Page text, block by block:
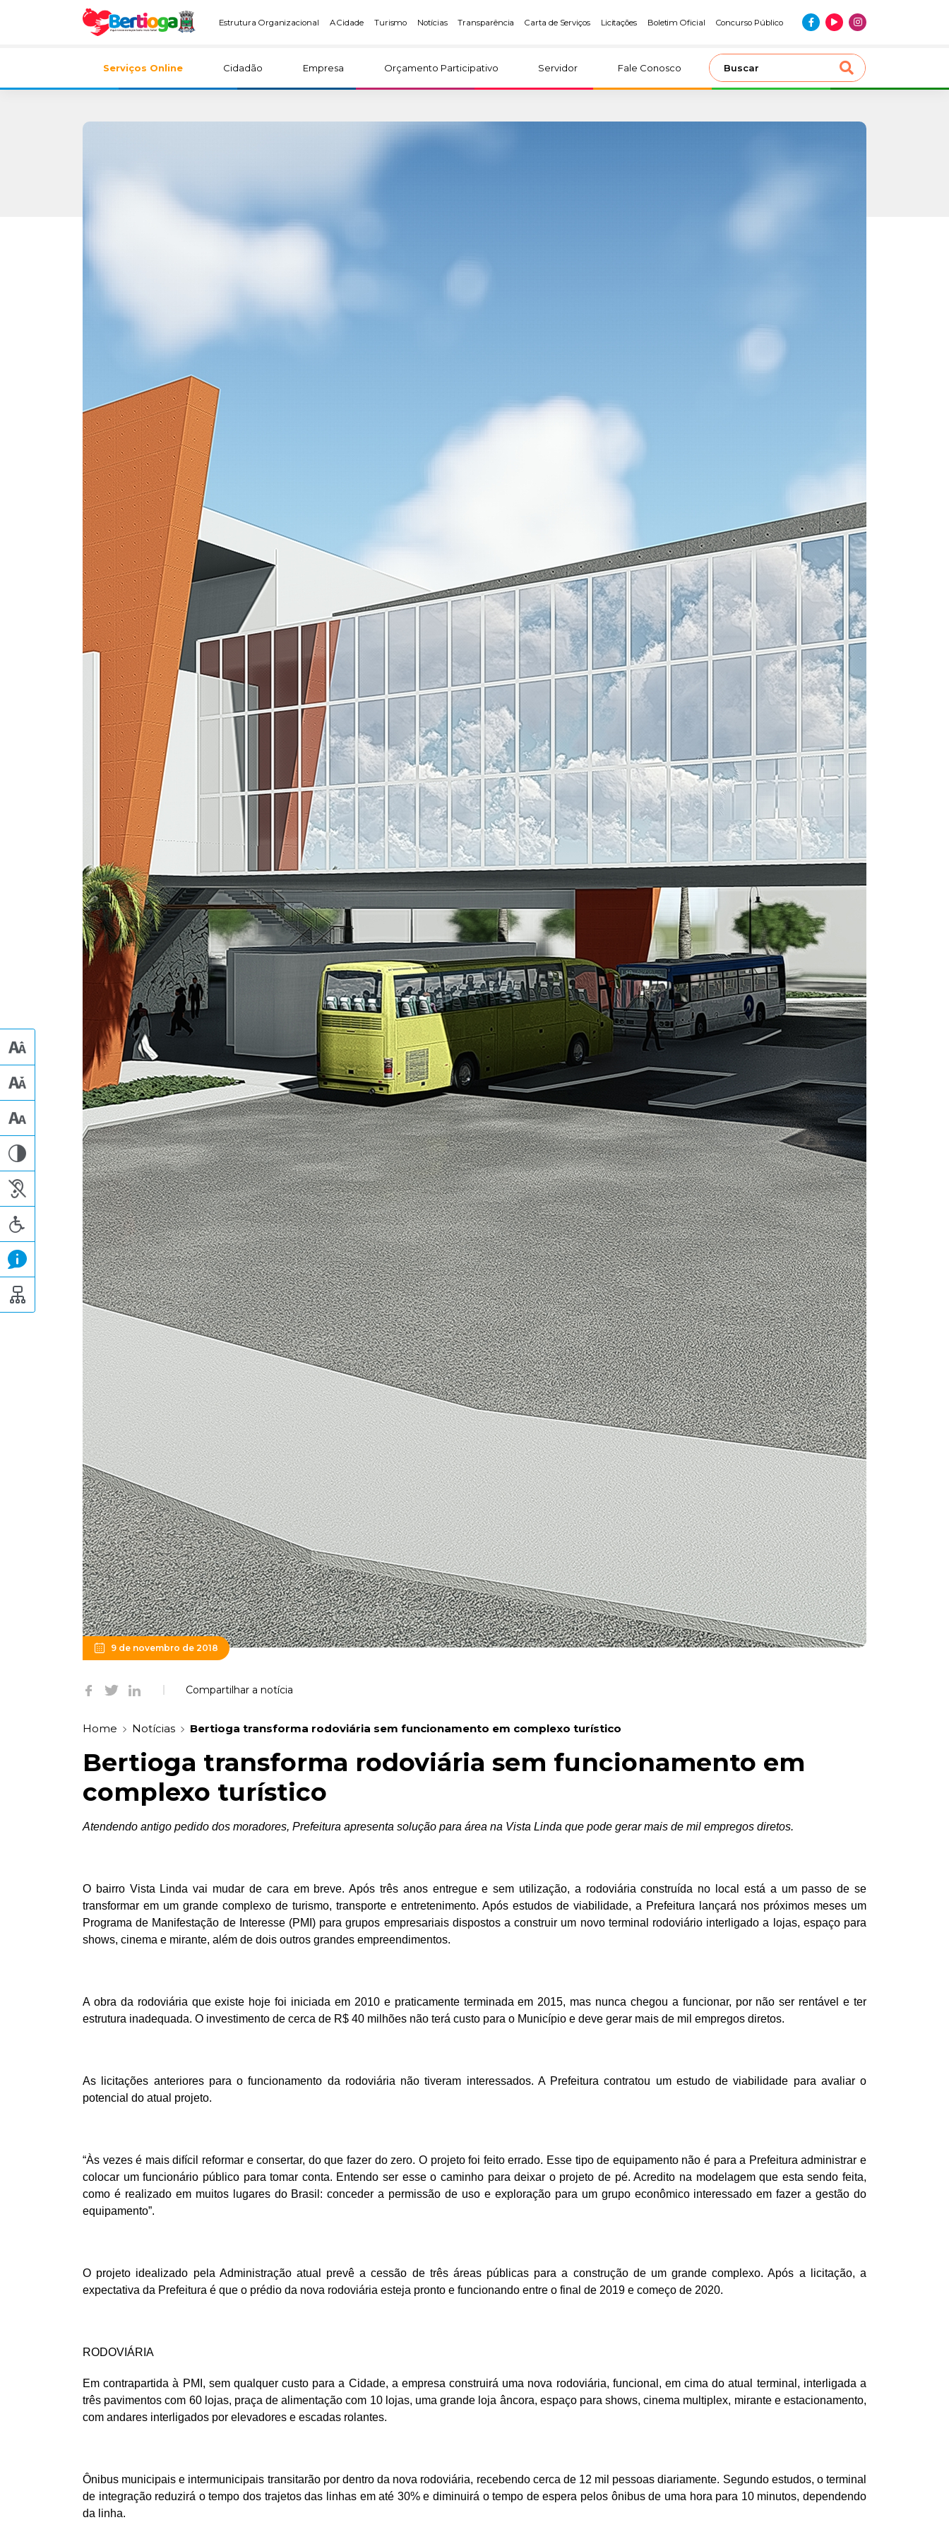
Estrutura Organizacional A Cidade Turismo Notícias Transparência Carta de Serviços Licitações Boletim Oficial Concurso Público
Serviços Online Cidadão Empresa Orçamento Participativo Servidor Fale Conosco
9 de novembro de 2018
Compartilhar a notícia
Home Notícias Bertioga transforma rodoviária sem funcionamento em complexo turístico
Bertioga transforma rodoviária sem funcionamento em
complexo turístico
Atendendo antigo pedido dos moradores, Prefeitura apresenta solução para área na Vista Linda que pode gerar mais de mil empregos diretos.
O bairro Vista Linda vai mudar de cara em breve. Após três anos entregue e sem utilização, a rodoviária construída no local está a um passo de se
transformar em um grande complexo de turismo, transporte e entretenimento. Após estudos de viabilidade, a Prefeitura lançará nos próximos meses um
Programa de Manifestação de Interesse (PMI) para grupos empresariais dispostos a construir um novo terminal rodoviário interligado a lojas, espaço para
shows, cinema e mirante, além de dois outros grandes empreendimentos.
A obra da rodoviária que existe hoje foi iniciada em 2010 e praticamente terminada em 2015, mas nunca chegou a funcionar, por não ser rentável e ter
estrutura inadequada. O investimento de cerca de R$ 40 milhões não terá custo para o Município e deve gerar mais de mil empregos diretos.
As licitações anteriores para o funcionamento da rodoviária não tiveram interessados. A Prefeitura contratou um estudo de viabilidade para avaliar o
potencial do atual projeto.
“Às vezes é mais difícil reformar e consertar, do que fazer do zero. O projeto foi feito errado. Esse tipo de equipamento não é para a Prefeitura administrar e
colocar um funcionário público para tomar conta. Entendo ser esse o caminho para deixar o projeto de pé. Acredito na modelagem que esta sendo feita,
como é realizado em muitos lugares do Brasil: conceder a permissão de uso e exploração para um grupo econômico interessado em fazer a gestão do
equipamento”.
O projeto idealizado pela Administração atual prevê a cessão de três áreas públicas para a construção de um grande complexo. Após a licitação, a
expectativa da Prefeitura é que o prédio da nova rodoviária esteja pronto e funcionando entre o final de 2019 e começo de 2020.
RODOVIÁRIA
Em contrapartida à PMI, sem qualquer custo para a Cidade, a empresa construirá uma nova rodoviária, funcional, em cima do atual terminal, interligada a
três pavimentos com 60 lojas, praça de alimentação com 10 lojas, uma grande loja âncora, espaço para shows, cinema multiplex, mirante e estacionamento,
com andares interligados por elevadores e escadas rolantes.
Ônibus municipais e intermunicipais transitarão por dentro da nova rodoviária, recebendo cerca de 12 mil pessoas diariamente. Segundo estudos, o terminal
de integração reduzirá o tempo dos trajetos das linhas em até 30% e diminuirá o tempo de espera pelos ônibus de uma hora para 10 minutos, dependendo
da linha.